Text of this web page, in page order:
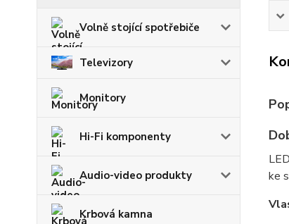
Volně stojící spotřebiče
Televizory
Monitory
Hi-Fi komponenty
Audio-video produkty
Krbová kamna
ke